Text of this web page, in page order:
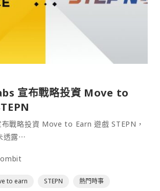
宣布戰略投資 Move to
戰略投資 Move to Earn 遊戲 STEPN，
透露⋯
to earn STEPN 熱門時事